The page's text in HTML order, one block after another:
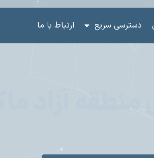
دسترسی سریع ارتباط با ما
منطقه آزاد ماکو